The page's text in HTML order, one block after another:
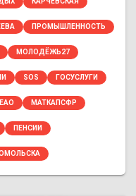
ПРОМЫШЛЕННОСТЬ
МОЛОДЁЖЬ27
SOS ГОСУСЛУГИ
МАТКАПСФР
ПЕНСИИ